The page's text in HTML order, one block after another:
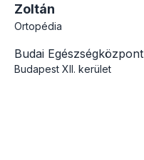
Zoltán
Ortopédia
Budai Egészségközpont
Budapest XII. kerület